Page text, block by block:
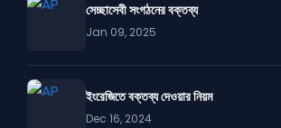
সেচ্ছাসেবী সংগঠনের বক্তব্য
Jan 09, 2025
ইংরেজিতে বক্তব্য দেওয়ার নিয়ম
Dec 16, 2024